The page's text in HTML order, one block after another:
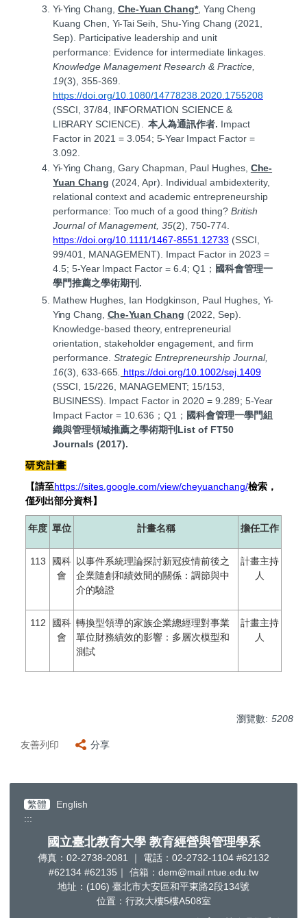
Yi-Ying Chang, Che-YuanChang*,YangCheng
Kuang Chen, Yi-Tai Seih, Shu-Ying Chang (2021,
Sep). Participative leadership and unit
performance: Evidence for intermediate linkages.
Knowledge Management Research & Practice,
19(3), 355-369.
https://doi.org/10.1080/14778238.2020.1755208
(SSCI, 37/84, INFORMATION SCIENCE &
LIBRARYSCIENCE).本人為通訊作者. Impact
Factor in 2021 = 3.054; 5-Year Impact Factor =
3.092.
Yi-Ying Chang, Gary Chapman, Paul Hughes, Che-
Yuan Chang (2024, Apr). Individual ambidexterity,
relational context and academic entrepreneurship
performance: Too much of a good thing?British
Journal of Management, 35(2), 750-774.
https://doi.org/10.1111/1467-8551.12733 (SSCI,
99/401, MANAGEMENT). Impact Factor in 2023 =
4.5; 5-YearImpact Factor =6.4; Q1 ； 國科會管理一
學門推薦之學術期刊.
Mathew Hughes, Ian Hodgkinson, Paul Hughes, Yi-
Ying Chang, Che-YuanChang (2022, Sep).
Knowledge-based theory,entrepreneurial
orientation, stakeholder engagement, and firm
performance. Strategic Entrepreneurship Journal,
16(3), 633-665 https://doi.org/10.1002/sej.1409
(SSCI, 15/226, MANAGEMENT; 15/153,
BUSINESS). Impact Factor in 2020 = 9.289; 5-Year
Impact Factor = 10.636 ；Q1； 國科會管理一學門組
織與管理領域推薦之學術期刊List of FT50
Journals (2017).
研究計畫
【請至https://sites.google.com/view/cheyuanchang/檢索，
僅列出部分資料】
年度 單位 計畫名稱 擔任工作
113
國科
會
以事件系統理論探討新冠疫情前後之
企業隨創和績效間的關係：調節與中
介的驗證
計畫主持
人
112
國科
會
轉換型領導的家族企業總經理對事業
單位財務績效的影響：多層次模型和
測試
計畫主持
人
瀏覽數: 5208
友善列印 分享
繁體
English
:::
國立臺北教育大學 教育經營與管理學系
傳真：02-2738-2081 ｜ 電話：02-2732-1104 #62132
#62134 #62135｜ 信箱：dem@mail.ntue.edu.tw
地址：(106) 臺北市大安區和平東路2段134號
位置：行政大樓5樓A508室